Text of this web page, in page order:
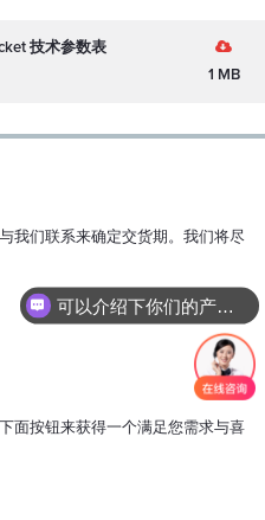
技术参数表
1 MB
我们联系来确定交货期。我们将尽
面按钮来获得一个满足您需求与喜
可以介绍下你们的产品么？